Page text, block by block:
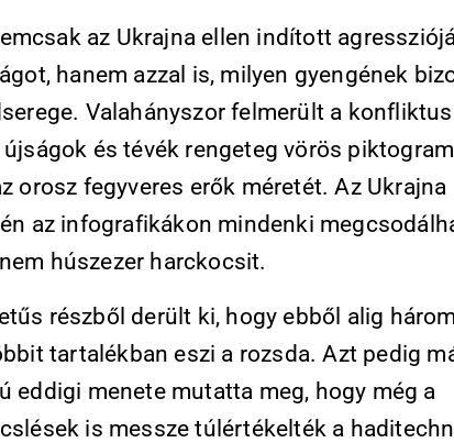
az Ukrajna ellen indított
hanem azzal is, milyen gyengének
Valahányszor felmerült a konfliktus
újságok és tévék rengeteg vörös
orosz fegyveres erők méretét. Az Ukrajna
az infografikákon mindenki
húszezer harckocsit.
részből derült ki, hogy ebből alig
tartalékban eszi a rozsda. Azt pedig
eddigi menete mutatta meg, hogy még a
is messze túlértékelték a